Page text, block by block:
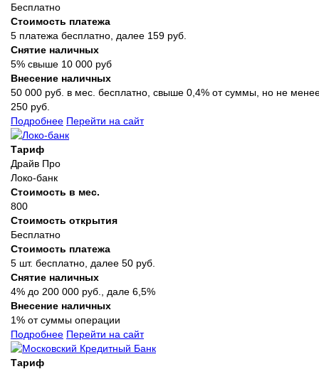
Бесплатно
Стоимость платежа
5 платежа бесплатно, далее 159 руб.
Снятие наличных
5% свыше 10 000 руб
Внесение наличных
50 000 руб. в мес. бесплатно, свыше 0,4% от суммы, но не
250 руб.
Подробнее Перейти на сайт
Тариф
Драйв Про
Локо-банк
Стоимость в мес.
800
Стоимость открытия
Бесплатно
Стоимость платежа
5 шт. бесплатно, далее 50 руб.
Снятие наличных
4% до 200 000 руб., дале 6,5%
Внесение наличных
1% от суммы операции
Подробнее Перейти на сайт
Тариф